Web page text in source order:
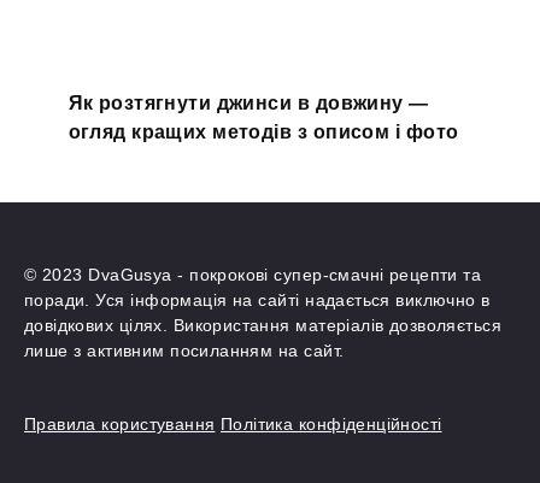
Як розтягнути джинси в довжину —
огляд кращих методів з описом і фото
© 2023 DvaGusya - покрокові супер-смачні рецепти та
поради. Уся інформація на сайті надається виключно в
довідкових цілях. Використання матеріалів дозволяється
лише з активним посиланням на сайт.
Правила користування Політика конфіденційності